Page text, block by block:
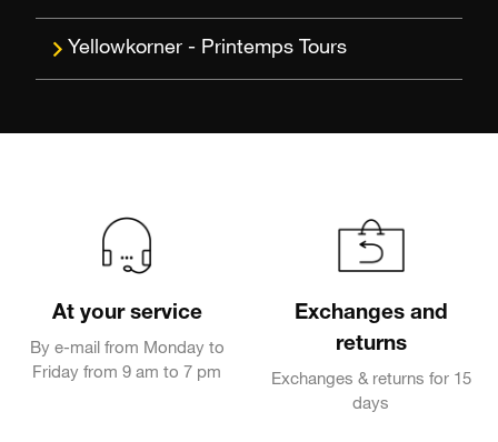
Printemps Tours
At your service
By e-mail from Monday to
Friday from 9 am to 7 pm
Exchanges and
returns
Exchanges & returns for 15
days